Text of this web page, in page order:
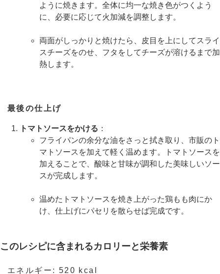
ように焼きます。全体に均一な焼き色がつくよう
に、必要に応じて火加減を調整します。
両面がしっかりと焼けたら、皮目を上にしてスライ
スチーズをのせ、フタをしてチーズが溶けるまで加
熱します。
最後の仕上げ
トマトソースをかける ：
フライパンの余分な油をさっと拭き取り、市販のト
マトソースを加えて軽く温めます。トマトソースを
加えることで、酸味と甘味が調和した美味しいソー
スが完成します。
温めたトマトソースを焼き上がった鶏もも肉にか
け、仕上げにパセリを散らせば完成です。
このレシピに含まれるカロリーと栄養素
エネルギー: 520 kcal